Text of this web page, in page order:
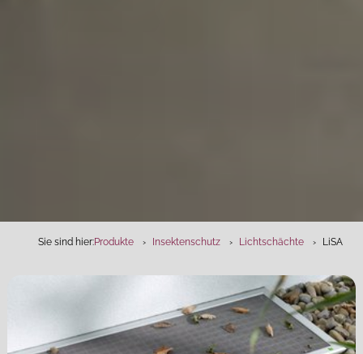
Sie sind hier:Produkte Insektenschutz Lichtschächte LiSA